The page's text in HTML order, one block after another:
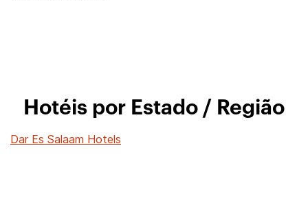
Hotéis por Estado / Região
Dar Es Salaam Hotels